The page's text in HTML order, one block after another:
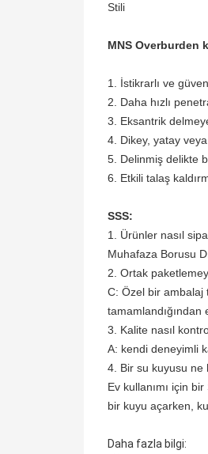
Stili
MNS Overburden
1. İstikrarlı ve
2. Daha hızlı
3. Eksantrik
4. Dikey, yatay
5. Delinmiş delikte
6. Etkili talaş
SSS:
1. Ürünler nasıl
Muhafaza Borusu
2. Ortak
C: Özel bir ambalaj
3. Kalite nasıl
A: kendi deneyimli
4. Bir su kuyusu ne
Ev kullanımı için
bir kuyu açarken,
Daha fazla bilgi: